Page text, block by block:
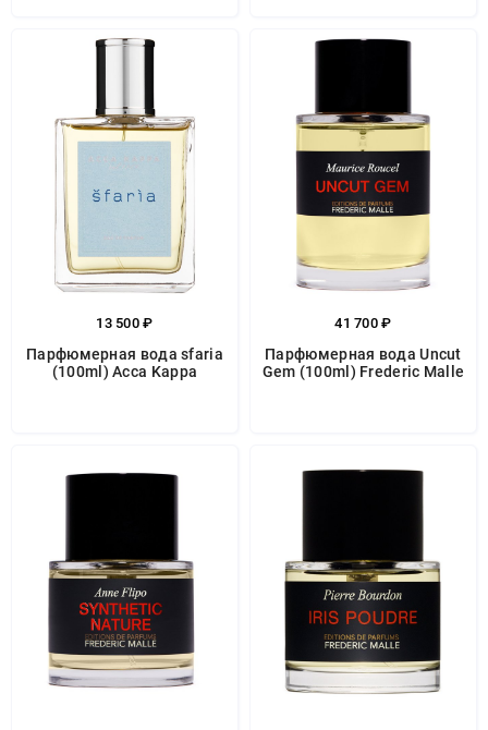
13 500 ₽
Парфюмерная вода sfaria
(100ml) Acca Kappa
41 700 ₽
Парфюмерная вода Uncut
Gem (100ml) Frederic Malle